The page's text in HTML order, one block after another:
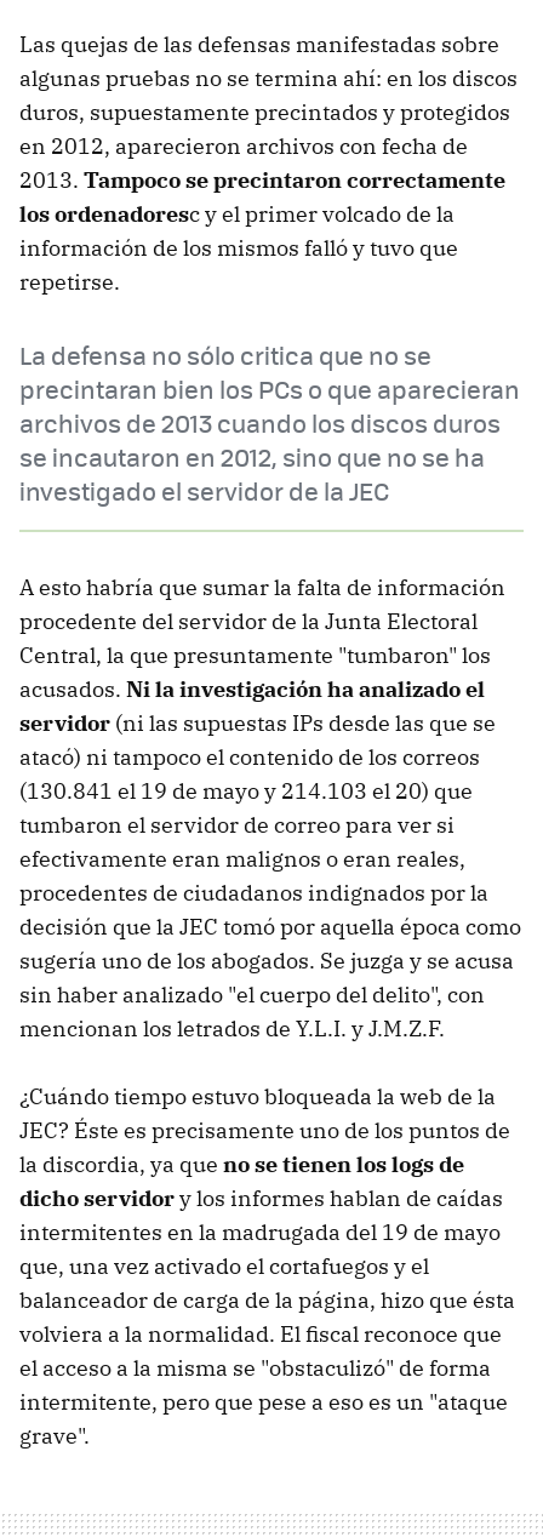
Las quejas de las defensas manifestadas sobre
algunas pruebas no se termina ahí: en los discos
duros, supuestamente precintados y protegidos
en 2012, aparecieron archivos con fecha de
2013. Tampoco se precintaron correctamente
los ordenadoresc y el primer volcado de la
información de los mismos falló y tuvo que
repetirse.
La defensa no sólo critica que no se
precintaran bien los PCs o que aparecieran
archivos de 2013 cuando los discos duros
se incautaron en 2012, sino que no se ha
investigado el servidor de la JEC
A esto habría que sumar la falta de información
procedente del servidor de la Junta Electoral
Central, la que presuntamente "tumbaron" los
acusados. Ni la investigación ha analizado el
servidor (ni las supuestas IPs desde las que se
atacó) ni tampoco el contenido de los correos
(130.841 el 19 de mayo y 214.103 el 20) que
tumbaron el servidor de correo para ver si
efectivamente eran malignos o eran reales,
procedentes de ciudadanos indignados por la
decisión que la JEC tomó por aquella época como
sugería uno de los abogados. Se juzga y se acusa
sin haber analizado "el cuerpo del delito", con
mencionan los letrados de Y.L.I. y J.M.Z.F.
¿Cuándo tiempo estuvo bloqueada la web de la
JEC? Éste es precisamente uno de los puntos de
la discordia, ya que no se tienen los logs de
dicho servidory los informes hablan de caídas
intermitentes en la madrugada del 19 de mayo
que, una vez activado el cortafuegos y el
balanceador de carga de la página, hizo que ésta
volviera a la normalidad. El fiscal reconoce que
el acceso a la misma se "obstaculizó" de forma
intermitente, pero que pese a eso es un "ataque
grave".